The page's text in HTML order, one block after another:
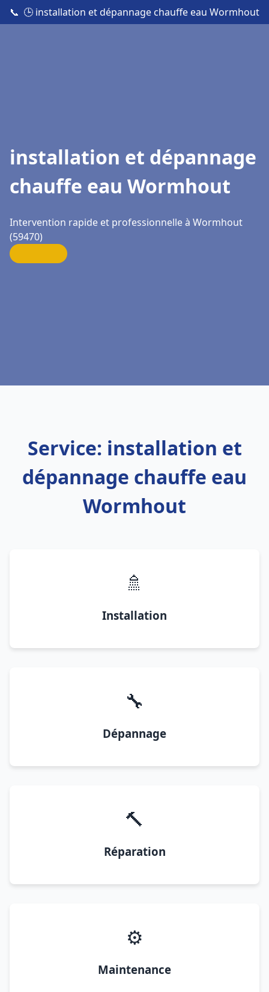
📞 🕒 installation et dépannage chauffe eau Wormhout
installation et dépannage
chauffe eau Wormhout
Intervention rapide et professionnelle à Wormhout
(59470)
Service: installation et
dépannage chauffe eau
Wormhout
🚿
Installation
🔧
Dépannage
🔨
Réparation
⚙️
Maintenance